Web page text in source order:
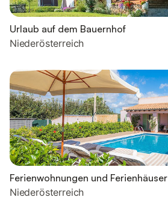
Urlaub auf dem Bauernhof
Niederösterreich
Ferienwohnungen und Ferienhäuser
Niederösterreich